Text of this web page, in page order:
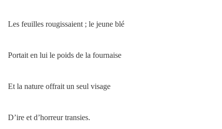
Les feuilles rougissaient ; le jeune blé
Portait en lui le poids de la fournaise
Et la nature offrait un seul visage
D’ire et d’horreur transies.